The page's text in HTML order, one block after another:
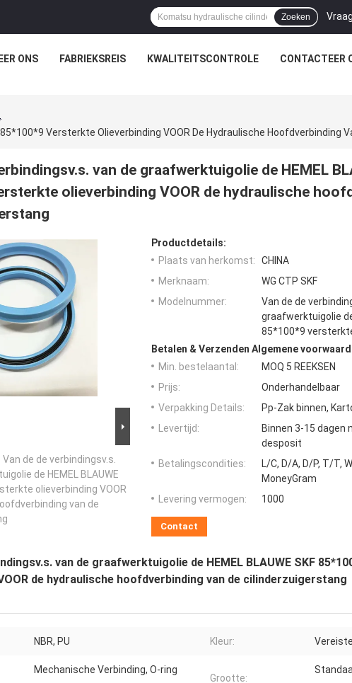
Zoeken
ONS FABRIEKSREIS KWALITEITSCONTROLE CONTACTEER
van de graafwerktuigolie de HEMEL
olieverbinding VOOR de hydraulische
Van de de verbindingsv.s.
de HEMEL BLAUWE
olieverbinding VOOR
van de
Productdetails:
Plaats van herkomst:
CHINA
Merknaam:
WG CTP SKF
Modelnummer:
Van de de
graafwerktuigolie de
85*100*9
Betalen & Verzenden Algemene
Min. bestelaantal:
MOQ 5 REEKSEN
Prijs:
Onderhandelbaar
Verpakking Details:
Pp-Zak binnen,
Levertijd:
Binnen 3-15 dagen
desposit
Betalingscondities:
L/C, D/A, D/P, T/T,
MoneyGram
Levering vermogen:
1000
Contact
van de graafwerktuigolie de HEMEL BLAUWE SKF
de hydraulische hoofdverbinding van de cilinderzuigerstang
NBR, PU Kleur:
Mechanische Verbinding, O-ring
Grootte: